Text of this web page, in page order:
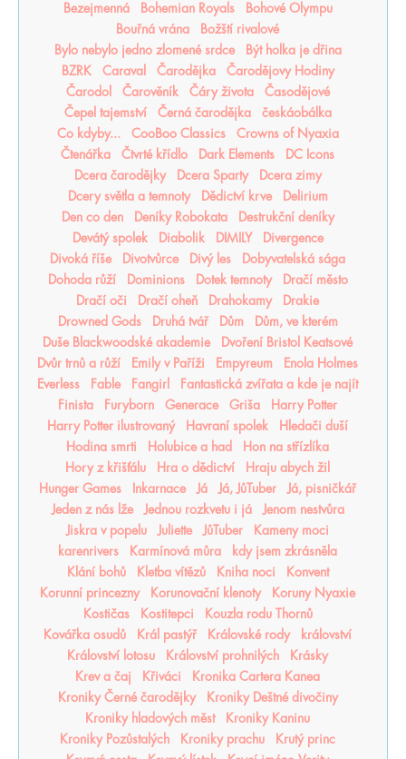
Bezejmenná
Bohemian Royals
Bohové Olympu
Bouřná vrána
Božští rivalové
Bylo nebylo jedno zlomené srdce
Být holka je dřina
BZRK
Caraval Čarodějka
Čarodějovy Hodiny
Čarodol
Čarověník Čáry života
Časodějové
Čepel tajemství
Černá čarodějka
českáobálka
Co kdyby...
CooBoo Classics
Crowns of Nyaxia
Čtenářka
Čtvrté křídlo Dark Elements
DC Icons
Dcera čarodějky
Dcera Sparty
Dcera zimy
Dcery světla a temnoty
Dědictví krve
Delirium
Den co den
Deníky Robokata
Destrukční deníky
Devátý spolek
Diabolik DIMILY
Divergence
Divoká říše
Divotvůrce Divý les
Dobyvatelská sága
Dohoda růží
Dominions Dotek temnoty
Dračí město
Dračí oči
Dračí oheň Drahokamy
Drakie
Drowned Gods
Druhá tvář Dům
Dům, ve kterém
Duše Blackwoodské akademie
Dvoření Bristol Keatsové
Dvůr trnů a růží
Emily v Paříži Empyreum
Enola Holmes
Everless
Fable Fangirl
Fantastická zvířata a kde je najít
Finista
Furyborn Generace Griša
Harry Potter
Harry Potter ilustrovaný
Havraní spolek
Hledači duší
Hodina smrti
Holubice a had
Hon na střízlíka
Hory z křišťálu
Hra o dědictví
Hraju abych žil
Hunger Games
Inkarnace Já Já, JůTuber
Já, pisničkář
Jeden z nás lže
Jednou rozkvetu i já
Jenom nestvůra
Jiskra v popelu
Juliette JůTuber
Kameny moci
karenrivers
Karmínová můra
kdy jsem zkrásněla
Klání bohů
Kletba vítězů Kniha noci
Konvent
Korunní princezny
Korunovační klenoty
Koruny Nyaxie
Kostičas
Kostitepci
Kouzla rodu Thornů
Kovářka osudů
Král pastýř Královské rody
království
Království lotosu
Království prohnilých
Krásky
Krev a čaj
Křiváci
Kronika Cartera Kanea
Kroniky Černé čarodějky
Kroniky Deštné divočiny
Kroniky hladových měst
Kroniky Kaninu
Kroniky Pozůstalých
Kroniky prachu
Krutý princ